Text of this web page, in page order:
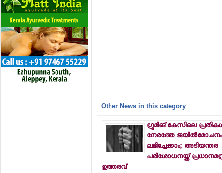
Other News in this category
ഗ്രൂമിങ് കേസിലെ
നേരത്തേ ജയില്‍മോചനം
ലഭിച്ചേക്കാം; അടിയന്തര
പരിശോധനയ്ക്ക്
ഉത്തരവ്